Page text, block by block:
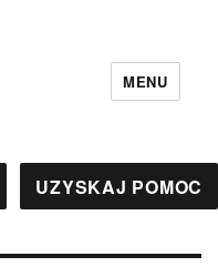
MENU
UZYSKAJ POMOC